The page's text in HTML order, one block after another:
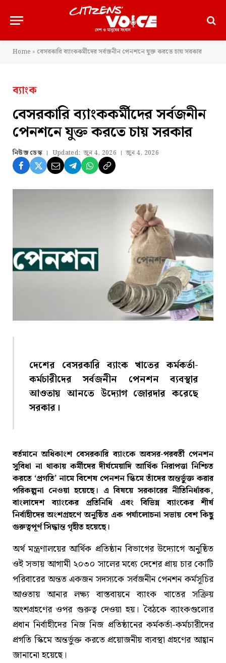
Home » বেসরকারি ব্যাংককর্মীদের সর্বজনীন পেনশনে যুক্ত করতে চায় সরকার
ব্যাংক
বেসরকারি ব্যাংককর্মীদের সর্বজনীন
পেনশনে যুক্ত করতে চায় সরকার
নিউজ ডেস্ক Updated: জুন 4, 2026 জুন 4, 2026
দেশের বেসরকারি ব্যাংক খাতের কর্মকর্তা-
কর্মচারীদের সর্বজনীন পেনশন ব্যবস্থার
আওতায় আনতে উদ্যোগ জোরদার করেছে
সরকার।
বর্তমানে অধিকাংশ বেসরকারি ব্যাংকে অবসর-পরবর্তী পেনশন
সুবিধা না থাকায় কর্মীদের দীর্ঘমেয়াদি আর্থিক নিরাপত্তা নিশ্চিত
করতে ‘প্রগতি’ নামে বিশেষ পেনশন স্কিমে তাঁদের অন্তর্ভুক্ত করার
পরিকল্পনা নেওয়া হয়েছে। এ বিষয়ে সরকারের নীতিনির্ধারক,
বাংলাদেশ ব্যাংকের প্রতিনিধি এবং বিভিন্ন ব্যাংকের শীর্ষ
নির্বাহীদের অংশগ্রহণে অনুষ্ঠিত এক পর্যালোচনা সভায় বেশ কিছু
গুরুত্বপূর্ণ সিদ্ধান্ত গৃহীত হয়েছে।
অর্থ মন্ত্রণালয়ের আর্থিক প্রতিষ্ঠান বিভাগের উদ্যোগে অনুষ্ঠিত
ওই সভায় আগামী ২০৩০ সালের মধ্যে দেশের প্রায় চার কোটি
পরিবারের অন্তত একজন সদস্যকে সর্বজনীন পেনশন কর্মসূচির
আওতায় আনার লক্ষ্য বাস্তবায়নে ব্যাংক খাতের সক্রিয়
অংশগ্রহণের ওপর গুরুত্ব দেওয়া হয়। বৈঠকে ব্যাংকগুলোর
প্রধান নির্বাহীদের নিজ নিজ প্রতিষ্ঠানের কর্মকর্তা-কর্মচারীদের
প্রগতি স্কিমে অন্তর্ভুক্ত করতে প্রয়োজনীয় ব্যবস্থা গ্রহণের আহ্বান
জানানো হয়েছে।